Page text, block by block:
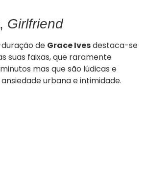
Girlfriend
de Grace Ivesdestaca-se
suas faixas, que raramente
mas que são lúdicas e
urbana e intimidade.